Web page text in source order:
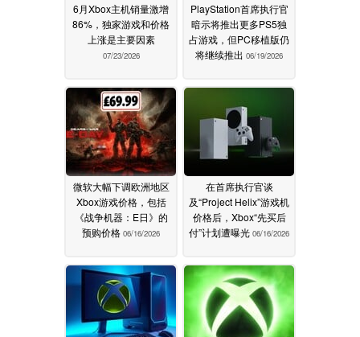
6月Xbox主机销量激增
86%，独家游戏和价格
上涨是主要因素
07/23/2026
PlayStation首席执行官
暗示将推出更多PS5独
占游戏，但PC移植版仍
将继续推出 06/19/2026
微软大幅下调欧洲地区
Xbox游戏价格，包括
《战争机器：E日》的
预购价格 06/16/2026
在首席执行官谈
及“Project Helix”游戏机
价格后，Xbox“先买后
付”计划遭曝光 06/16/2026